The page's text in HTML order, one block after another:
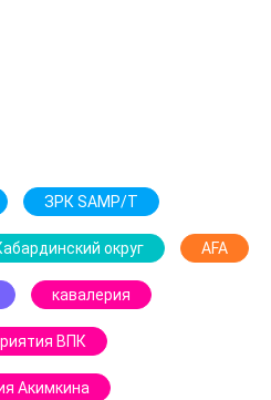
ЗРК SAMP/T
округ AFA
кавалерия
ВПК
Акимкина